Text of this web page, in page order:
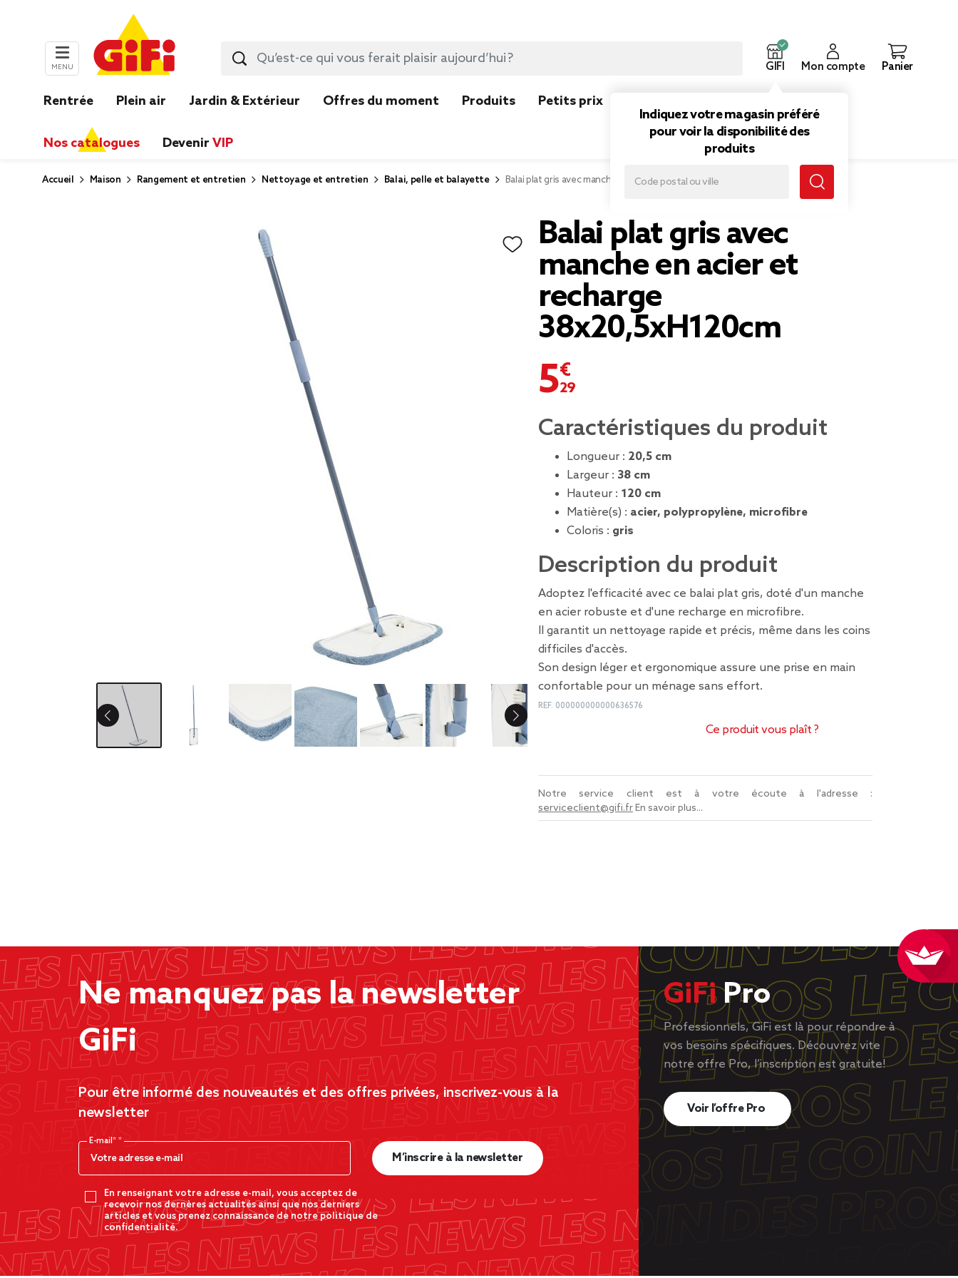
MENU GIFI
Indiquez votre magasin préféré
pour voir la disponibilité des
produits
Mon compte Panier
Rentrée Plein air Jardin & Extérieur Offres du moment Produits Petits prix
Nos catalogues Devenir VIP
Accueil Maison Rangement et entretien Nettoyage et entretien Balai, pelle et balayette Balai plat gris avec manche en acier et recharge 38x20,5xH120cm
Balai plat gris avec
manche en acier et
recharge
38x20,5xH120cm
5,29 €
Caractéristiques du produit
Longueur : 20,5 cm
Largeur : 38 cm
Hauteur : 120 cm
Matière(s) : acier, polypropylène, microfibre
Coloris : gris
Description du produit
Adoptez l'efficacité avec ce balai plat gris, doté d'un manche
en acier robuste et d'une recharge en microfibre.
Il garantit un nettoyage rapide et précis, même dans les coins
difficiles d'accès.
Son design léger et ergonomique assure une prise en main
confortable pour un ménage sans effort.
REF. 000000000000636576
Ce produit vous plaît ?
Notre service client est à votre écoute à l'adresse :
serviceclient@gifi.frEn savoir plus...
Ne manquez pas la newsletter
GiFi
Pour être informé des nouveautés et des offres privées, inscrivez-vous à la
newsletter
E-mail*
En renseignant votre adresse e-mail, vous acceptez de
recevoir nos dernères actualités ainsi que nos derniers
articles et vous prenez connaissance de notre politique de
confidentialité.
M’inscrire à la newsletter
GiFiPro
Professionnels, GiFi est là pour répondre à
vos besoins spécifiques. Découvrez vite
notre offre Pro, l’inscription est gratuite!
Voir l’offre Pro